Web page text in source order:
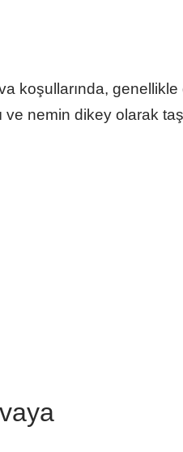
koşullarında, genellikle
nemin dikey olarak